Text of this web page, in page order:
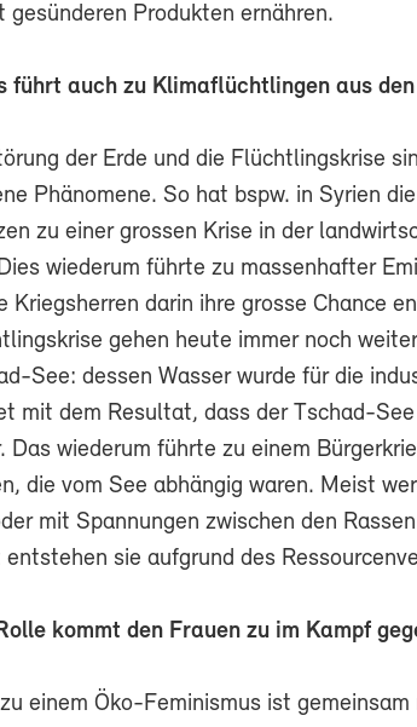
gesünderen Produkten ernähren.
führt auch zu Klimaflüchtlingen aus
der Erde und die Flüchtlingskrise
Phänomene. So hat bspw. in Syrien
zu einer grossen Krise in der
wiederum führte zu massenhafter
Kriegsherren darin ihre grosse Chance
gehen heute immer noch
See: dessen Wasser wurde für die
mit dem Resultat, dass der Tschad-
Das wiederum führte zu einem
die vom See abhängig waren. Meist
mit Spannungen zwischen den
entstehen sie aufgrund des
kommt den Frauen zu im Kampf
einem Öko-Feminismus ist